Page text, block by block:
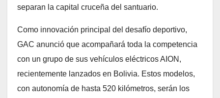
separan la capital cruceña del santuario.
Como innovación principal del desafío deportivo,
GAC anunció que acompañará toda la competencia
con un grupo de sus vehículos eléctricos AION,
recientemente lanzados en Bolivia. Estos modelos,
con autonomía de hasta 520 kilómetros, serán los